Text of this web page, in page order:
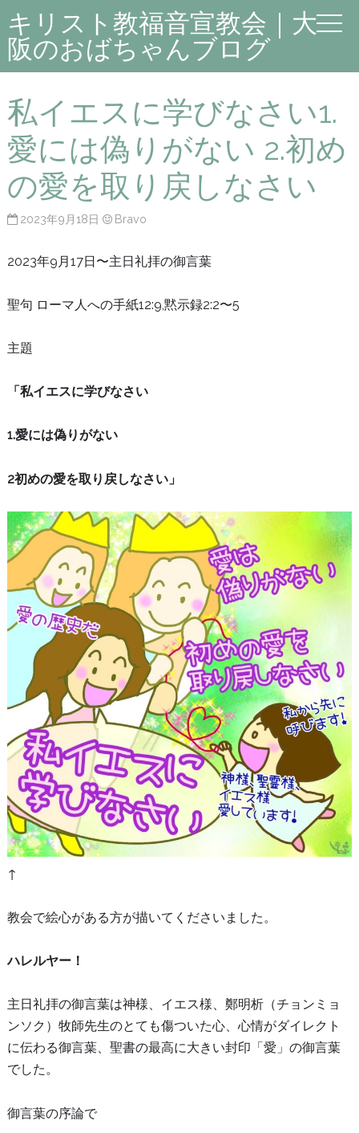
キリスト教福音宣教会｜大
阪のおばちゃんブログ
私イエスに学びなさい1.
愛には偽りがない 2.初め
の愛を取り戻しなさい
2023年9月18日 Bravo
2023年9月17日〜主日礼拝の御言葉
聖句 ローマ人への手紙12:9,黙示録2:2〜5
主題
「私イエスに学びなさい
1.愛には偽りがない
2初めの愛を取り戻しなさい」
↑
教会で絵心がある方が描いてくださいました。
ハレルヤー！
主日礼拝の御言葉は神様、イエス様、鄭明析（チョンミョ
ンソク）牧師先生のとても傷ついた心、心情がダイレクト
に伝わる御言葉、聖書の最高に大きい封印「愛」の御言葉
でした。
御言葉の序論で